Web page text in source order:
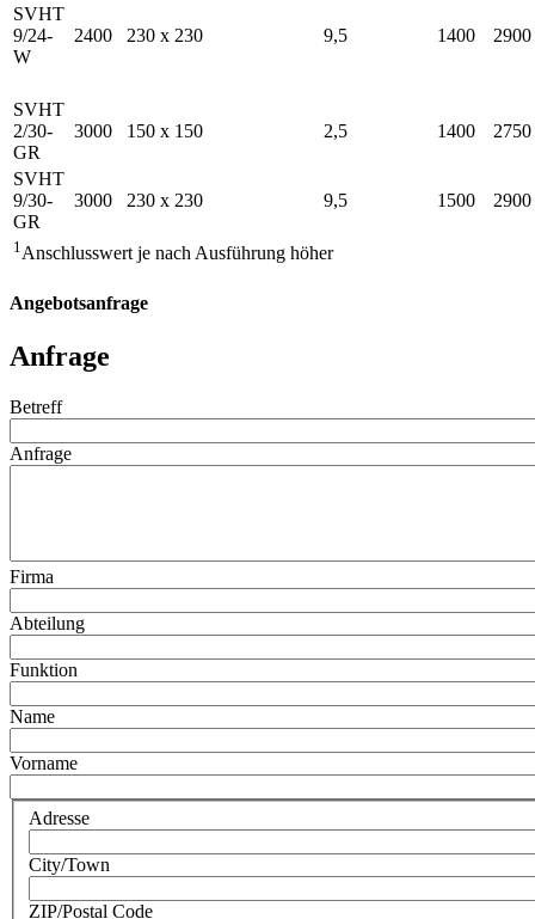
SVHT
9/24-
W
2400 230 x 230 9,5 1400 2900
SVHT
2/30-
GR
3000 150 x 150 2,5 1400 2750
SVHT
9/30-
GR
3000 230 x 230 9,5 1500 2900
1Anschlusswert je nach Ausführung höher
Angebotsanfrage
Anfrage
Betreff
Anfrage
Firma
Abteilung
Funktion
Name
Vorname
Adresse
City/Town
ZIP/Postal Code